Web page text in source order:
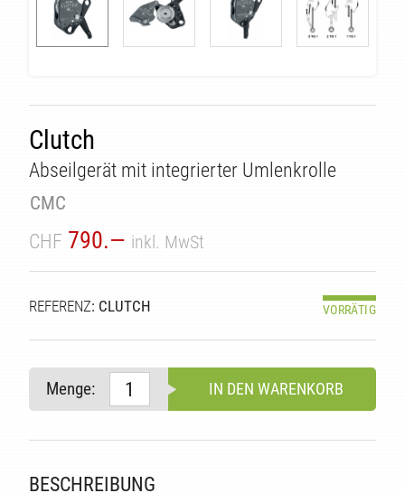
Clutch
Abseilgerät mit integrierter Umlenkrolle
CMC
CHF 790.— inkl. MwSt
REFERENZ: CLUTCH VORRÄTIG
Menge: IN DEN WARENKORB
BESCHREIBUNG